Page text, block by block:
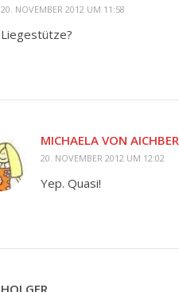
20. NOVEMBER 2012 UM 11:58
Liegestütze?
MICHAELA VON
20. NOVEMBER 2012 UM 12:02
Yep. Quasi!
HOLGER